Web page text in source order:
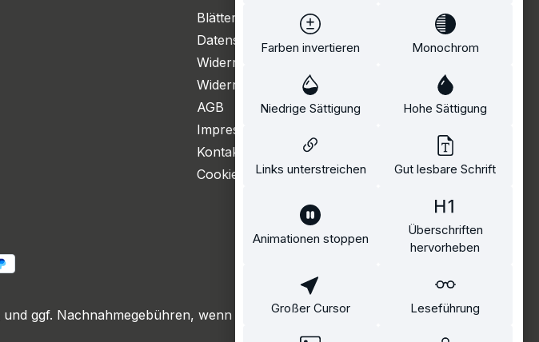
Blätterkatalog
Datenschutzerklärung
Widerrufsbelehrung
Widerrufsformular
AGB
Impressum
Kontakt
Cookie Einstellungen
und ggf. Nachnahmegebühren, wenn nicht anders angegeben.
Farben invertieren Monochrom
Niedrige Sättigung Hohe Sättigung
Links unterstreichen Gut lesbare Schrift
Animationen stoppen
Überschriften
hervorheben
Großer Cursor Leseführung